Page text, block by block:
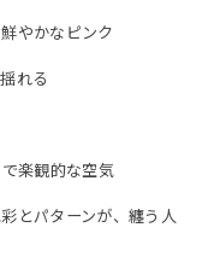
やかなピンク
れる
楽観的な空気
とパターンが、纏う人